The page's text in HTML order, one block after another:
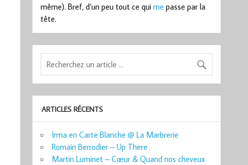
même). Bref, d’un peu tout ce quime passe par la
tête.
ARTICLES RÉCENTS
Irma en Carte Blanche @ La Marbrerie
Romain Berrodier – Up There
Martin Luminet – Cœur & Quand nos cheveux